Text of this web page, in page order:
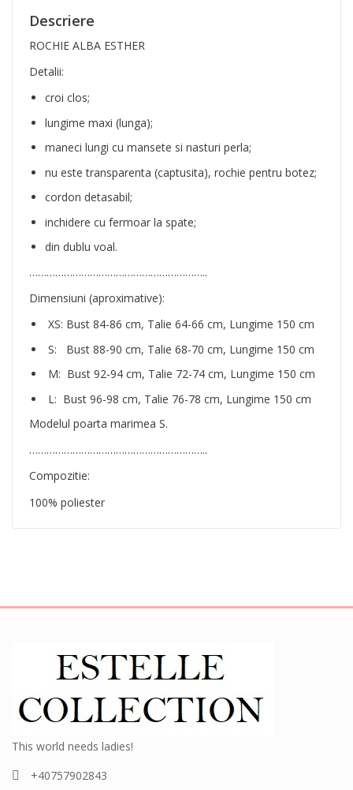
Descriere
ROCHIE ALBA ESTHER
Detalii:
croi clos;
lungime maxi (lunga);
maneci lungi cu mansete si nasturi perla;
nu este transparenta (captusita), rochie pentru botez;
cordon detasabil;
inchidere cu fermoar la spate;
din dublu voal.
……………………………………………………..
Dimensiuni (aproximative):
XS: Bust 84-86 cm, Talie 64-66 cm, Lungime 150 cm
S: Bust 88-90 cm, Talie 68-70 cm, Lungime 150 cm
M: Bust 92-94 cm, Talie 72-74 cm, Lungime 150 cm
L: Bust 96-98 cm, Talie 76-78 cm, Lungime 150 cm
Modelul poarta marimea S.
……………………………………………………..
Compozitie:
100% poliester
This world needs ladies!
+40757902843